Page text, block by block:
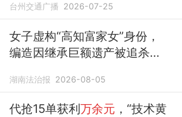
代抢8单被行拘；陈某未抢到
票但使用外挂，被处以罚款
台州交通广播 2026-07-25
女子虚构“高知富家女”身份，
编造因继承巨额遗产被追杀、
言骗取98万余元，
并处罚金12万元
湖南法治报 2026-08-05
代抢15单获利万余元 ，“技术黄